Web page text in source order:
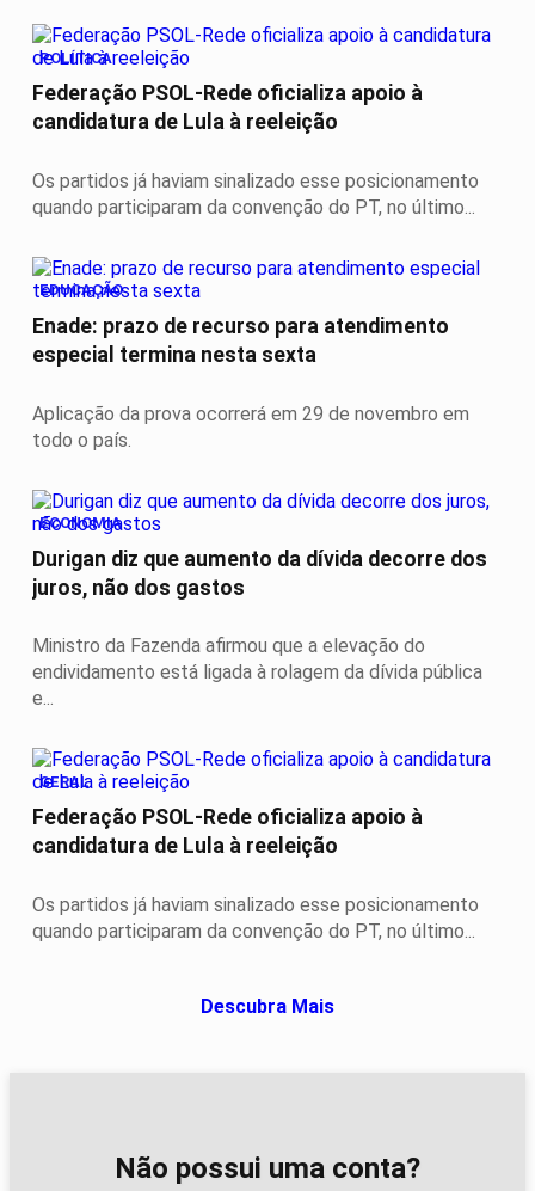
POLÍTICA
Federação PSOL-Rede oficializa apoio à
candidatura de Lula à reeleição
Os partidos já haviam sinalizado esse posicionamento
quando participaram da convenção do PT, no último...
EDUCAÇÃO
Enade: prazo de recurso para atendimento
especial termina nesta sexta
Aplicação da prova ocorrerá em 29 de novembro em
todo o país.
ECONOMIA
Durigan diz que aumento da dívida decorre dos
juros, não dos gastos
Ministro da Fazenda afirmou que a elevação do
endividamento está ligada à rolagem da dívida pública
e...
GERAL
Federação PSOL-Rede oficializa apoio à
candidatura de Lula à reeleição
Os partidos já haviam sinalizado esse posicionamento
quando participaram da convenção do PT, no último...
Descubra Mais
Não possui uma conta?